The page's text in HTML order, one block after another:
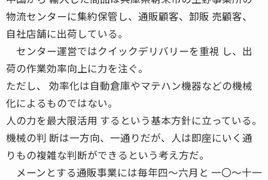
物流センターに集約保管し、通販顧客、卸販 売顧客、
自社店舗に出荷している。
センター運営ではクイックデリバリーを重視 し、出
荷の作業効率向上に力を注ぐ。
ただし、 効率化は自動倉庫やマテハン機器などの機械
化によるものではない。
人の力を最大限活用 するという基本方針に立っている。
機械の判 断は一方向、一通りだが、人は即座にいく通
りもの複雑な判断ができるという考え方だ。
メーンとする通販事業には毎年四〜六月と 一〇〜十一